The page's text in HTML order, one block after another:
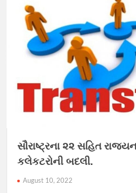
સૌરાષ્ટ્રના ૨૨ સહિત
કલેકટરોની બદલી.
August 10, 2022